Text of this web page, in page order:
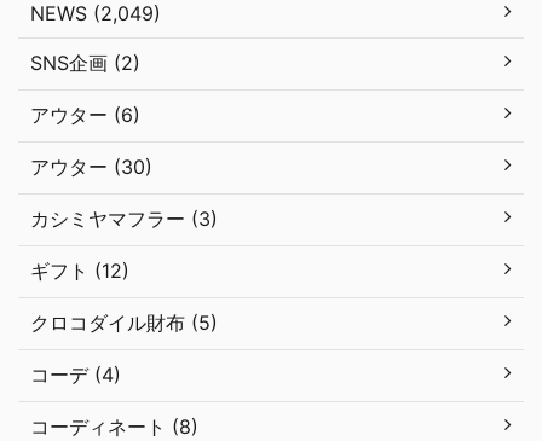
NEWS (2,049)
SNS企画 (2)
アウター (6)
アウター (30)
カシミヤマフラー (3)
ギフト (12)
クロコダイル財布 (5)
コーデ (4)
コーディネート (8)